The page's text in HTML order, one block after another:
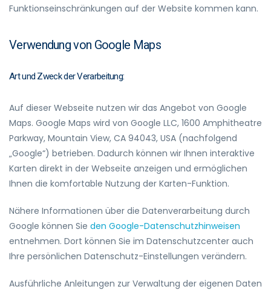
Funktionseinschränkungen auf der Website kommen kann.
Verwendung von Google Maps
Art und Zweck der Verarbeitung:
Auf dieser Webseite nutzen wir das Angebot von Google
Maps. Google Maps wird von Google LLC, 1600 Amphitheatre
Parkway, Mountain View, CA 94043, USA (nachfolgend
„Google“) betrieben. Dadurch können wir Ihnen interaktive
Karten direkt in der Webseite anzeigen und ermöglichen
Ihnen die komfortable Nutzung der Karten-Funktion.
Nähere Informationen über die Datenverarbeitung durch
Google können Sie den Google-Datenschutzhinweisen
entnehmen. Dort können Sie im Datenschutzcenter auch
Ihre persönlichen Datenschutz-Einstellungen verändern.
Ausführliche Anleitungen zur Verwaltung der eigenen Daten